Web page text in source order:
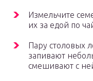
Измельчите
их за едой по
Пару столовых
запивают
смешивают с